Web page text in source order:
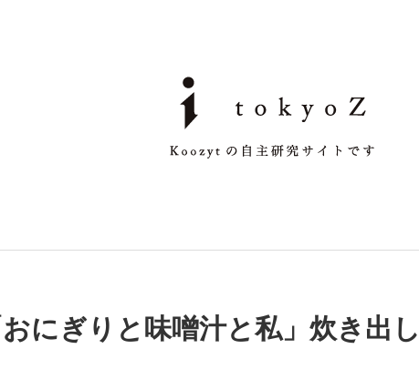
にぎりと味噌汁と私」炊き出し